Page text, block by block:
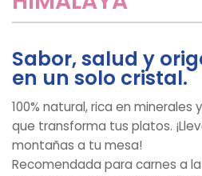
Sabor, salud y
en un solo cristal.
100% natural, rica en
que transforma tus platos.
montañas a tu mesa!
Recomendada para carnes a